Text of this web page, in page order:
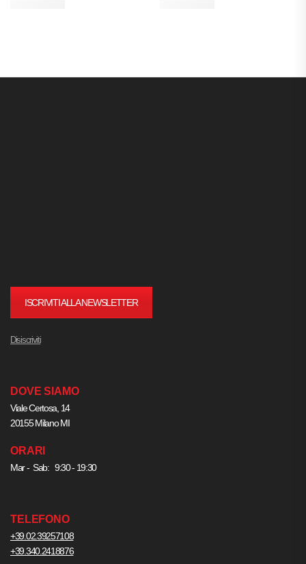
ISCRIVITI ALLA NEWSLETTER
Disiscriviti
DOVE SIAMO
Viale Certosa, 14
20155 Milano MI
ORARI
Mar - Sab: 9:30 - 19:30
TELEFONO
+39.02.39257108
+39.340.2418876